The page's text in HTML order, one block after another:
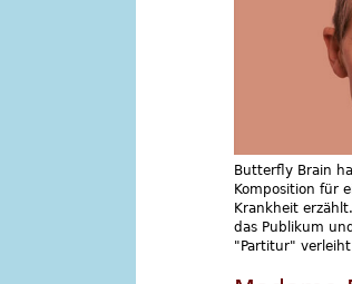
Butterfly Brain
Komposition für
Krankheit
das Publikum
"Partitur"